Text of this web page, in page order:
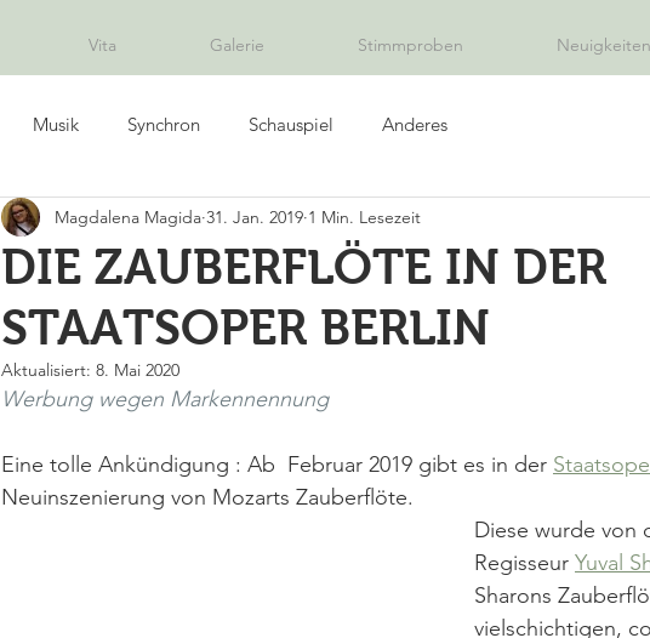
Vita Galerie Stimmproben Neuigkeiten
Musik Synchron Schauspiel Anderes
DIE ZAUBERFLÖTE IN DER
STAATSOPER BERLIN
Magdalena Magida 31. Jan. 2019 1 Min. Lesezeit
Aktualisiert: 8. Mai 2020
Werbung wegen Markennennung
Eine tolle Ankündigung : Ab  Februar 2019 gibt es in der
Neuinszenierung von Mozarts Zauberflöte.
Diese wurde von
Regisseur Yuval
Sharons
vielschichtigen,